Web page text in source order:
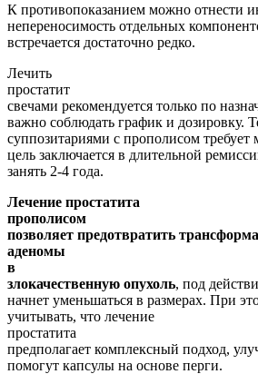
К противопоказанием можно отнести
непереносимость отдельных
встречается достаточно редко.
Лечить
простатит
свечами рекомендуется только по
важно соблюдать график и дозировку.
суппозитариями с прополисом требует
цель заключается в длительной
занять 2-4 года.
Лечение простатита
прополисом
позволяет предотвратить
аденомы
в
злокачественную опухоль, под
начнет уменьшаться в размерах. При
учитывать, что лечение
простатита
предполагает комплексный подход,
помогут капсулы на основе перги.